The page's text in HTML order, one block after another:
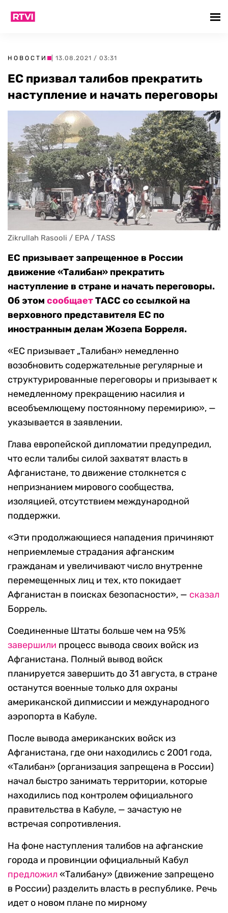
НОВОСТИ | 13.08.2021 / 03:31
ЕС призвал талибов прекратить
наступление и начать переговоры
Zikrullah Rasooli / EPA / TASS
ЕС призывает запрещенное в России
движение «Талибан» прекратить
наступление в стране и начать переговоры.
Об этом сообщаетТАСС со ссылкой на
верховного представителя ЕС по
иностранным делам Жозепа Борреля.
«ЕС призывает „Талибан» немедленно
возобновить содержательные регулярные и
структурированные переговоры и призывает к
немедленному прекращению насилия и
всеобъемлющему постоянному перемирию», —
указывается в заявлении.
Глава европейской дипломатии предупредил,
что если талибы силой захватят власть в
Афганистане, то движение столкнется с
непризнанием мирового сообщества,
изоляцией, отсутствием международной
поддержки.
«Эти продолжающиеся нападения причиняют
неприемлемые страдания афганским
гражданам и увеличивают число внутренне
перемещенных лиц и тех, кто покидает
Афганистан в поисках безопасности», — сказал
Боррель.
Соединенные Штаты больше чем на 95%
завершили процесс вывода своих войск из
Афганистана. Полный вывод войск
планируется завершить до 31 августа, в стране
останутся военные только для охраны
американской дипмиссии и международного
аэропорта в Кабуле.
После вывода американских войск из
Афганистана, где они находились с 2001 года,
«Талибан» (организация запрещена в России)
начал быстро занимать территории, которые
находились под контролем официального
правительства в Кабуле, — зачастую не
встречая сопротивления.
На фоне наступления талибов на афганские
города и провинции официальный Кабул
предложил «Талибану» (движение запрещено
в России) разделить власть в республике. Речь
идет о новом плане по мирному